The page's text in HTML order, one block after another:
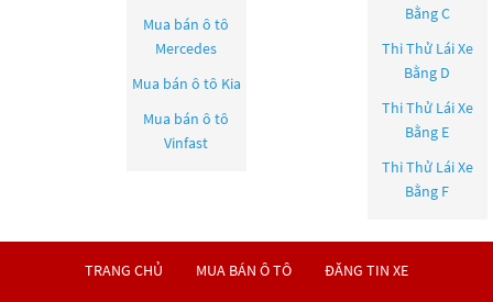
Mua bán ô tô
Mercedes
Mua bán ô tô Kia
Mua bán ô tô
Vinfast
Bằng C
Thi Thử Lái Xe
Bằng D
Thi Thử Lái Xe
Bằng E
Thi Thử Lái Xe
Bằng F
TRANG CHỦ MUA BÁN Ô TÔ ĐĂNG TIN XE